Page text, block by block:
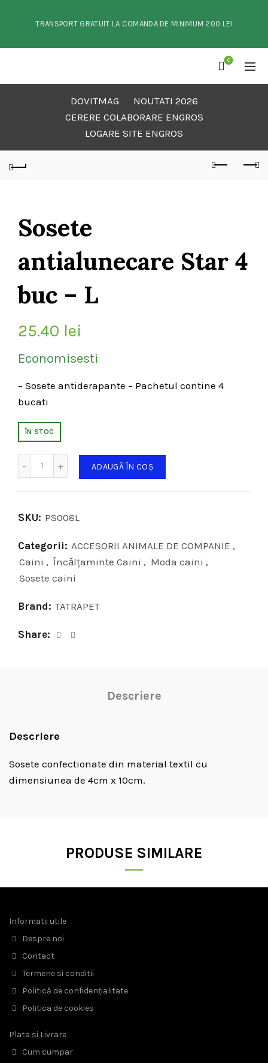
TRANSPORT GRATUIT LA COMANDA DE MINIMUM 200 LEI
0
DOVITMAG
NOUTATI 2026
CERERE COLABORARE ENGROS
LOGARE SITE ENGROS
Sosete
antialunecare Star 4
buc – L
25.40 lei
Economisesti
– Sosete antiderapante – Pachetul contine 4
bucati
ÎN STOC
ADAUGĂ ÎN COȘ
SKU: PS008L
Categorii: ACCESORII ANIMALE DE COMPANIE ,
Caini , Încǎlţaminte Caini , Moda caini ,
Sosete caini
Brand: TATRAPET
Share
Descriere
Descriere
Sosete confectionate din material textil cu
dimensiunea de 4cm x 10cm.
PRODUSE SIMILARE
Informatii utile
Despre noi
Contact
Termene si conditii
Politică de confidențialitate
Politica de cookies
Plata si Livrare
Cum cumpar